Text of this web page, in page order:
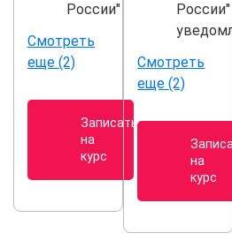
России"
Смотреть
еще (2)
Записаться
на
курс
России"
Смотреть
еще (2)
на
курс